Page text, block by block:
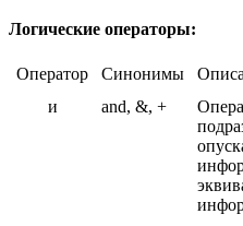
Логические операторы:
Оператор Синонимы
и
and, &, +